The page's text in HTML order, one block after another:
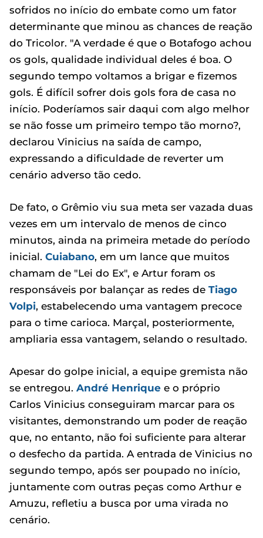
sofridos no início do embate como um fator
determinante que minou as chances de reação
do Tricolor. "A verdade é que o Botafogo achou
os gols, qualidade individual deles é boa. O
segundo tempo voltamos a brigar e fizemos
gols. É difícil sofrer dois gols fora de casa no
início. Poderíamos sair daqui com algo melhor
se não fosse um primeiro tempo tão morno?,
declarou Vinicius na saída de campo,
expressando a dificuldade de reverter um
cenário adverso tão cedo.
De fato, o Grêmio viu sua meta ser vazada duas
vezes em um intervalo de menos de cinco
minutos, ainda na primeira metade do período
inicial. Cuiabano, em um lance que muitos
chamam de "Lei do Ex", e Artur foram os
responsáveis por balançar as redes de Tiago
Volpi, estabelecendo uma vantagem precoce
para o time carioca. Marçal, posteriormente,
ampliaria essa vantagem, selando o resultado.
Apesar do golpe inicial, a equipe gremista não
se entregou. André Henrique e o próprio
Carlos Vinicius conseguiram marcar para os
visitantes, demonstrando um poder de reação
que, no entanto, não foi suficiente para alterar
o desfecho da partida. A entrada de Vinicius no
segundo tempo, após ser poupado no início,
juntamente com outras peças como Arthur e
Amuzu, refletiu a busca por uma virada no
cenário.